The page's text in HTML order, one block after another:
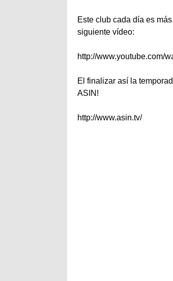
Este club cada día es
siguiente vídeo:
http://www.youtube.com/
El finalizar así la
ASIN!
http://www.asin.tv/